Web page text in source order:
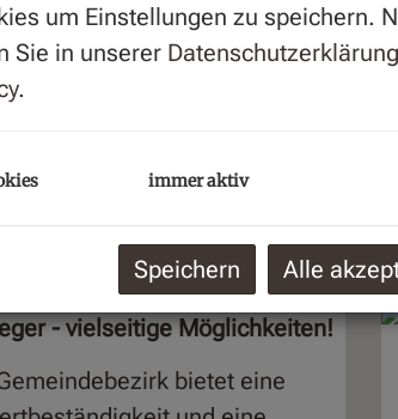
- vielseitige Möglichkeiten!
bietet eine
um Einstellungen zu speichern.
Sie in unserer Datenschutzerklärung
.
immer aktiv
Speichern Alle